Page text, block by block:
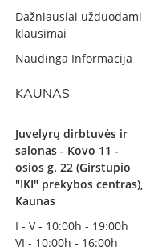
Dažniausiai užduodami
klausimai
Naudinga Informacija
KAUNAS
Juvelyrų dirbtuvės ir
salonas - Kovo 11 -
osios g. 22 (Girstupio
"IKI" prekybos centras),
Kaunas
I - V - 10:00h - 19:00h
VI - 10:00h - 16:00h